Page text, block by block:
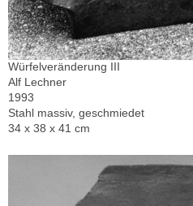
Würfelveränderung III
Alf Lechner
1993
Stahl massiv, geschmiedet
34 x 38 x 41 cm